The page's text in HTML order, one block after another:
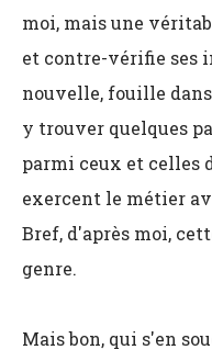
moi, mais une
et contre-vérifie ses
nouvelle, fouille
y trouver quelques
parmi ceux et celles
exercent le métier
Bref, d'après moi,
genre.
Mais bon, qui s'en